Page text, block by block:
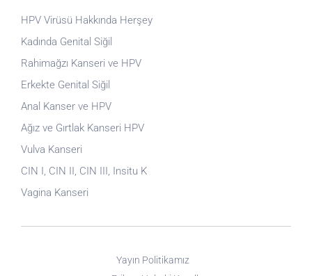
HPV Virüsü Hakkında Herşey
Kadında Genital Siğil
Rahimağzı Kanseri ve HPV
Erkekte Genital Siğil
Anal Kanser ve HPV
Ağız ve Gırtlak Kanseri HPV
Vulva Kanseri
CIN I, CIN II, CIN III, Insitu K
Vagina Kanseri
Yayın Politikamız